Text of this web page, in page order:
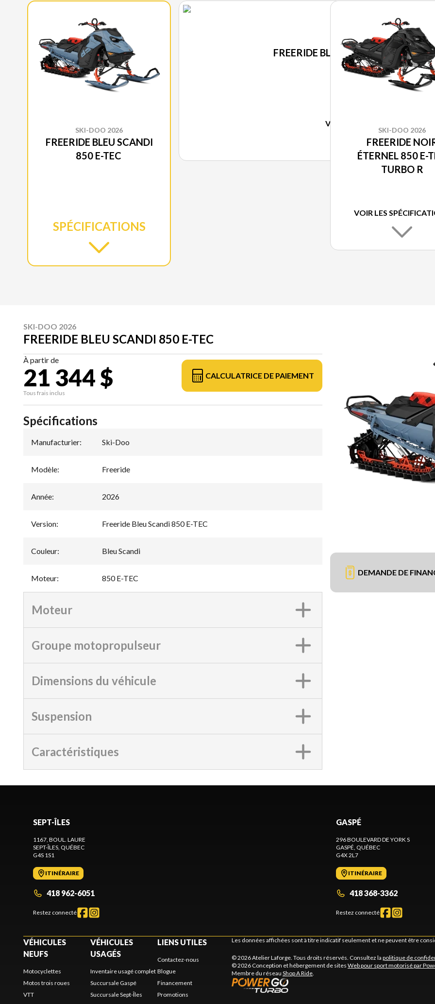
SKI-DOO 2026
FREERIDE BLEU SCANDI
850 E-TEC
SPÉCIFICATIONS
SKI-DOO 2026
FREERIDE BLEU SCANDI 850 E-TEC
VOIR LES SPÉCIFICATIONS
SKI-DOO 2026
FREERIDE
ÉTERNEL 850 E-
TURBO R
VOIR LES
SKI-DOO 2026
FREERIDE BLEU SCANDI 850 E-TEC
À partir de
21 344 $
Tous frais inclus
CALCULATRICE DE PAIEMENT
DEMANDE DE
Spécifications
Manufacturier: Ski-Doo
Modèle: Freeride
Année: 2026
Version: Freeride Bleu Scandi 850 E-TEC
Couleur: Bleu Scandi
Moteur: 850 E-TEC
Moteur
Groupe motopropulseur
Dimensions du véhicule
Suspension
Caractéristiques
SEPT-ÎLES
1167, BOUL. LAURE
SEPT-ÎLES , QUÉBEC
G4S 1S1
ITINÉRAIRE
418 962-6051
Restez connecté
GASPÉ
296 BOULEVARD DE YORK S
GASPÉ , QUÉBEC
G4X 2L7
ITINÉRAIRE
418 368-3362
Restez connecté
VÉHICULES
NEUFS
Motocyclettes
Motos trois roues
VTT
VÉHICULES
USAGÉS
Inventaire usagé complet
Succursale Gaspé
Succursale Sept-Îles
LIENS UTILES
Contactez-nous
Blogue
Financement
Promotions
Les données affichées sont à titre indicatif seulement et ne peuvent être
© 2026 Atelier Laforge. Tous droits réservés. Consultez la politique de
© 2026 Conception et hébergement de sites Web pour sport motorisé par
Membre du réseau Shop A Ride